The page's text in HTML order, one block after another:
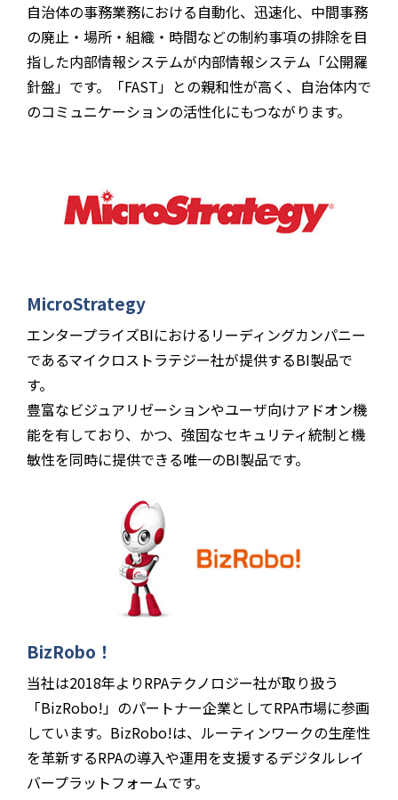
自治体の事務業務における自動化、迅速化、中間事務
の廃止・場所・組織・時間などの制約事項の排除を目
指した内部情報システムが内部情報システム「公開羅
針盤」です。「FAST」との親和性が高く、自治体内で
のコミュニケーションの活性化にもつながります。
MicroStrategy
エンタープライズBIにおけるリーディングカンパニー
であるマイクロストラテジー社が提供するBI製品で
す。
豊富なビジュアリゼーションやユーザ向けアドオン機
能を有しており、かつ、強固なセキュリティ統制と機
敏性を同時に提供できる唯一のBI製品です。
BizRobo！
当社は2018年よりRPAテクノロジー社が取り扱う
「BizRobo!」のパートナー企業としてRPA市場に参画
しています。BizRobo!は、ルーティンワークの生産性
を革新するRPAの導入や運用を支援するデジタルレイ
バープラットフォームです。